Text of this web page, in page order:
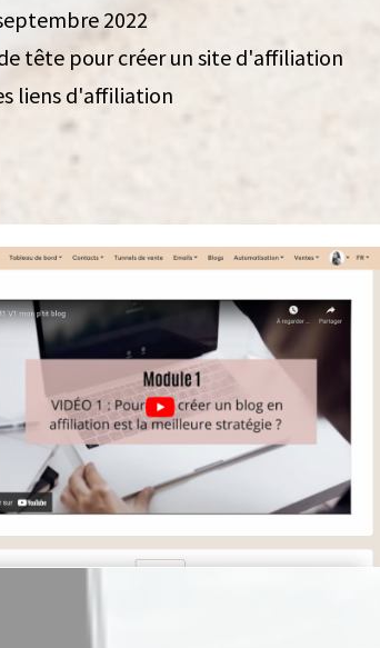
2022
tête pour créer un site d'affiliation
liens d'affiliation